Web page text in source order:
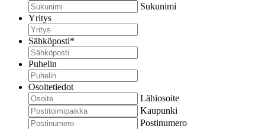
Sukunimi
Yritys
Sähköposti*
Puhelin
Osoitetiedot
Lähiosoite
Kaupunki
Postinumero